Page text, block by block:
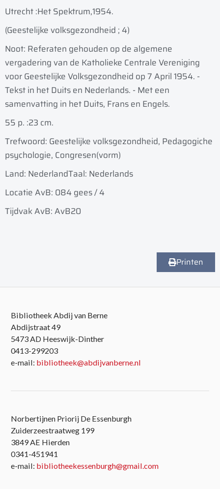
Utrecht :Het Spektrum,1954.
(Geestelijke volksgezondheid ; 4)
Noot: Referaten gehouden op de algemene
vergadering van de Katholieke Centrale Vereniging
voor Geestelijke Volksgezondheid op 7 April 1954. -
Tekst in het Duits en Nederlands. - Met een
samenvatting in het Duits, Frans en Engels.
55 p. :23 cm.
Trefwoord: Geestelijke volksgezondheid, Pedagogiche
psychologie, Congresen(vorm)
Land: NederlandTaal: Nederlands
Locatie AvB: 084 gees / 4
Tijdvak AvB: AvB20
Printen
Bibliotheek Abdij van Berne
Abdijstraat 49
5473 AD Heeswijk-Dinther
0413-299203
e-mail: bibliotheek@abdijvanberne.nl
Norbertijnen Priorij De Essenburgh
Zuiderzeestraatweg 199
3849 AE Hierden
0341-451941
e-mail: bibliotheekessenburgh@gmail.com